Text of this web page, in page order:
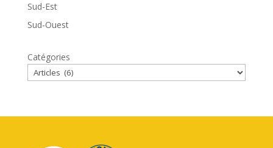
Sud-Est
Sud-Ouest
Catégories